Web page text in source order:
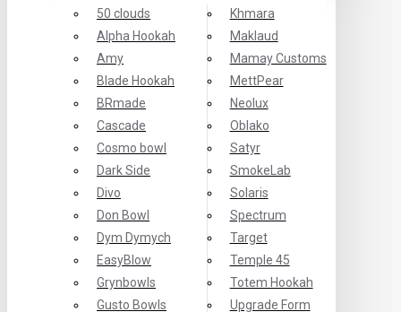
50 clouds
Alpha Hookah
Amy
Blade Hookah
BRmade
Cascade
Cosmo bowl
Dark Side
Divo
Don Bowl
Dym Dymych
EasyBlow
Grynbowls
Gusto Bowls
Khmara
Maklaud
Mamay Customs
MettPear
Neolux
Oblako
Satyr
SmokeLab
Solaris
Spectrum
Target
Temple 45
Totem Hookah
Upgrade Form